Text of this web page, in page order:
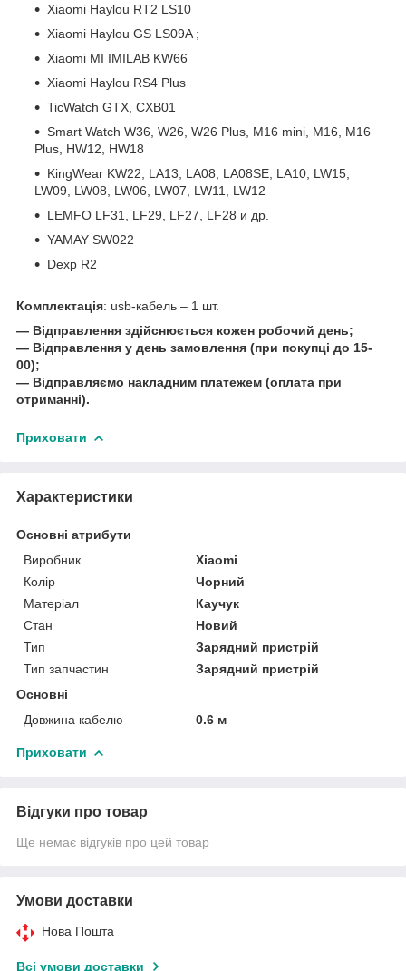
Xiaomi Haylou RT2 LS10
Xiaomi Haylou GS LS09A ;
Xiaomi MI IMILAB KW66
Xiaomi Haylou RS4 Plus
TicWatch GTX, CXB01
Smart Watch W36, W26, W26 Plus, M16 mini, M16, M16
Plus, HW12, HW18
KingWear KW22, LA13, LA08, LA08SE, LA10, LW15,
LW09, LW08, LW06, LW07, LW11, LW12
LEMFO LF31, LF29, LF27, LF28 и др.
YAMAY SW022
Dexp R2
Комплектація: usb-кабель – 1 шт.
― Відправлення здійснюється кожен робочий день;
― Відправлення у день замовлення (при покупці до 15-
00);
― Відправляємо накладним платежем (оплата при
отриманні).
Приховати
Характеристики
Основні атрибути
Виробник
Xiaomi
Колір
Чорний
Матеріал
Каучук
Стан
Новий
Тип
Зарядний пристрій
Тип запчастин
Зарядний пристрій
Основні
Довжина кабелю
0.6 м
Приховати
Відгуки про товар
Ще немає відгуків про цей товар
Умови доставки
Нова Пошта
Всі умови доставки